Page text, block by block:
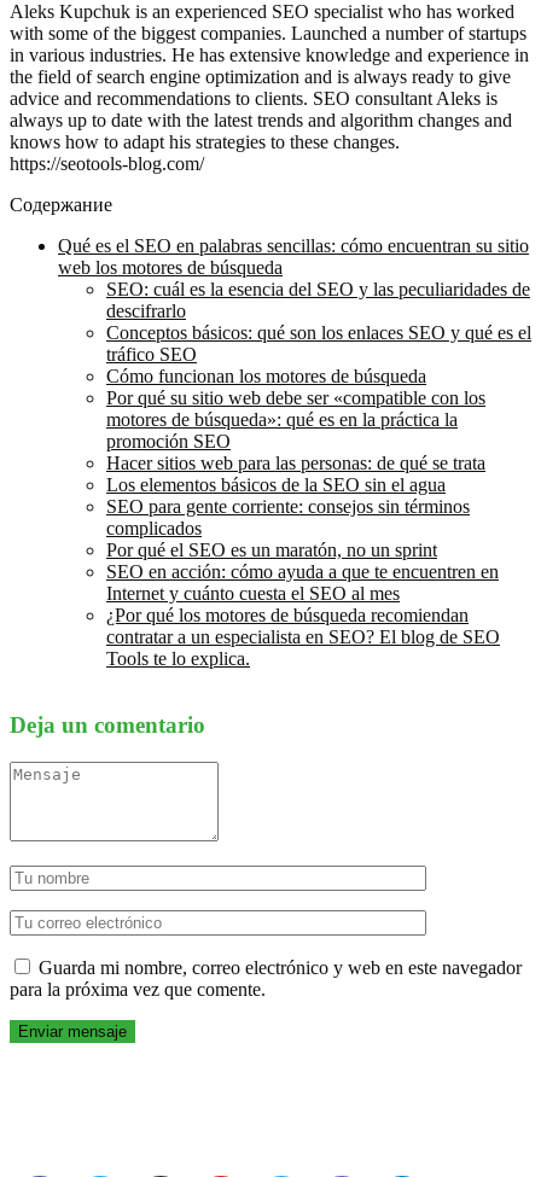
Aleks Kupchuk is an experienced SEO specialist who has worked
with some of the biggest companies. Launched a number of startups
in various industries. He has extensive knowledge and experience in
the field of search engine optimization and is always ready to give
advice and recommendations to clients. SEO consultant Aleks is
always up to date with the latest trends and algorithm changes and
knows how to adapt his strategies to these changes.
https://seotools-blog.com/
Содержание
Qué es el SEO en palabras sencillas: cómo encuentran su sitio
web los motores de búsqueda
SEO: cuál es la esencia del SEO y las peculiaridades de
descifrarlo
Conceptos básicos: qué son los enlaces SEO y qué es el
tráfico SEO
Cómo funcionan los motores de búsqueda
Por qué su sitio web debe ser «compatible con los
motores de búsqueda»: qué es en la práctica la
promoción SEO
Hacer sitios web para las personas: de qué se trata
Los elementos básicos de la SEO sin el agua
SEO para gente corriente: consejos sin términos
complicados
Por qué el SEO es un maratón, no un sprint
SEO en acción: cómo ayuda a que te encuentren en
Internet y cuánto cuesta el SEO al mes
¿Por qué los motores de búsqueda recomiendan
contratar a un especialista en SEO? El blog de SEO
Tools te lo explica.
Deja un comentario
Guarda mi nombre, correo electrónico y web en este navegador
para la próxima vez que comente.